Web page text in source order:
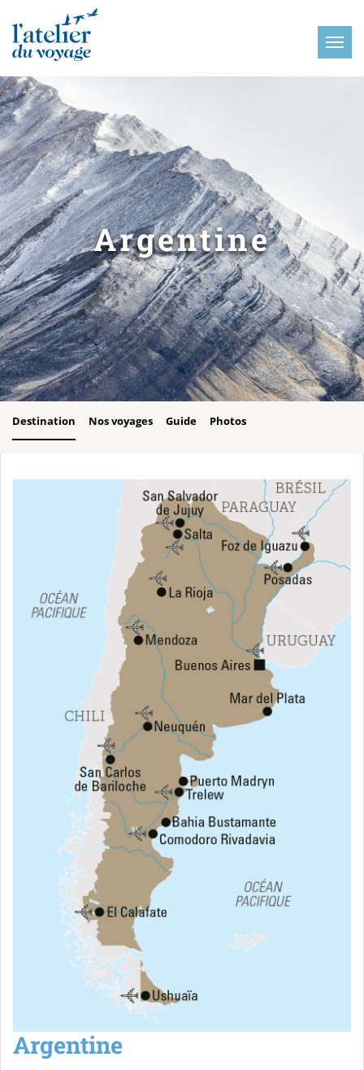
Argentine
Destination Nos voyages Guide Photos
Argentine
Panneau de gestion des cookies